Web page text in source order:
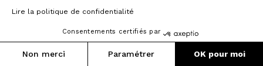
Lire la politique de confidentialité
Consentements certifiés par
Non merci Paramétrer OK pour moi